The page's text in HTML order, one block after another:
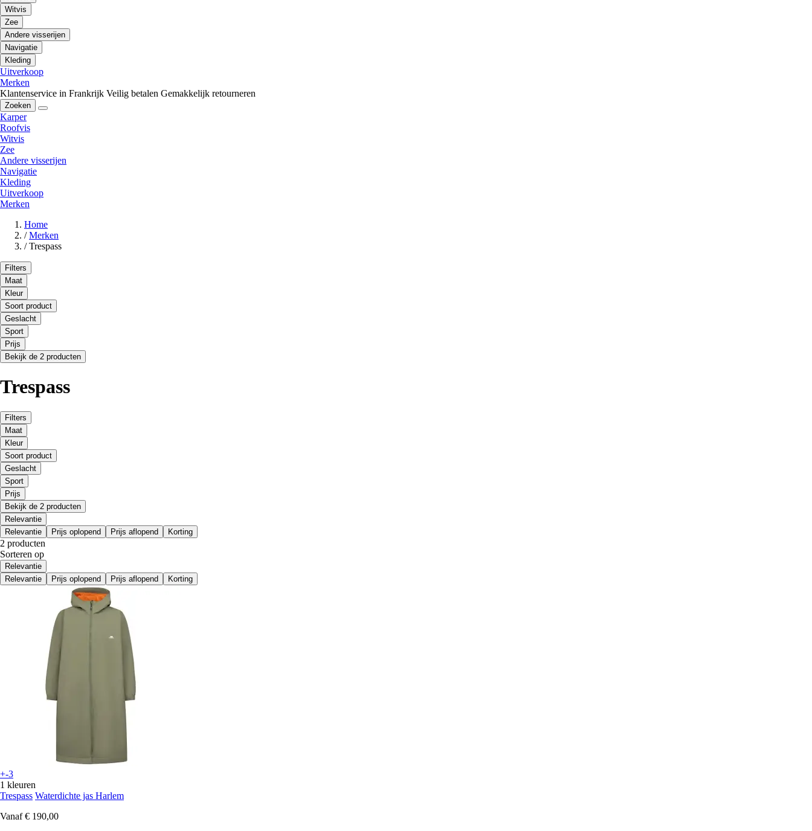
Witvis
Zee
Andere visserijen
Navigatie
Kleding
Uitverkoop
Merken
Klantenservice in Frankrijk Veilig betalen Gemakkelijk retourneren
Zoeken
Karper
Roofvis
Witvis
Zee
Andere visserijen
Navigatie
Kleding
Uitverkoop
Merken
Home
/ Merken
/ Trespass
Filters
Maat
Kleur
Soort product
Geslacht
Sport
Prijs
Bekijk de 2 producten
Trespass
Filters
Maat
Kleur
Soort product
Geslacht
Sport
Prijs
Bekijk de 2 producten
Relevantie
Relevantie
Prijs oplopend Prijs aflopend Korting
2 producten
Sorteren op
Relevantie
Relevantie
Prijs oplopend Prijs aflopend Korting
+-3
1 kleuren
Trespass Waterdichte jas Harlem
Vanaf € 190,00